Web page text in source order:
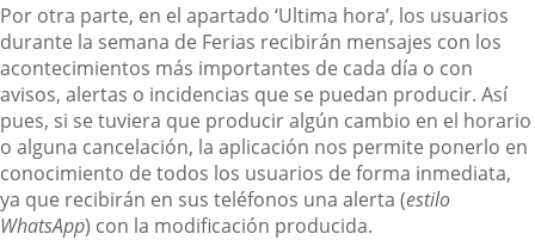
Por otra parte, en el apartado ‘Ultima hora’, los usuarios
durante la semana de Ferias recibirán mensajes con los
acontecimientos más importantes de cada día o con
avisos, alertas o incidencias que se puedan producir. Así
pues, si se tuviera que producir algún cambio en el horario
o alguna cancelación, la aplicación nos permite ponerlo en
conocimiento de todos los usuarios de forma inmediata,
ya que recibirán en sus teléfonos una alerta (estilo
WhatsApp) con la modificación producida.